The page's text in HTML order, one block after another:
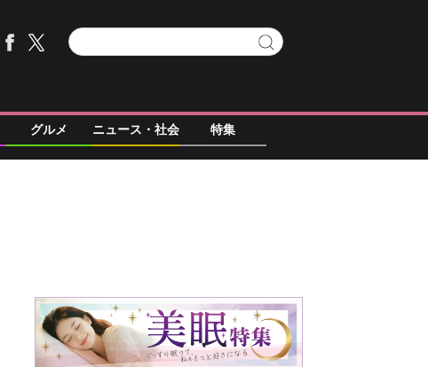
グルメ ニュース・社会 特集